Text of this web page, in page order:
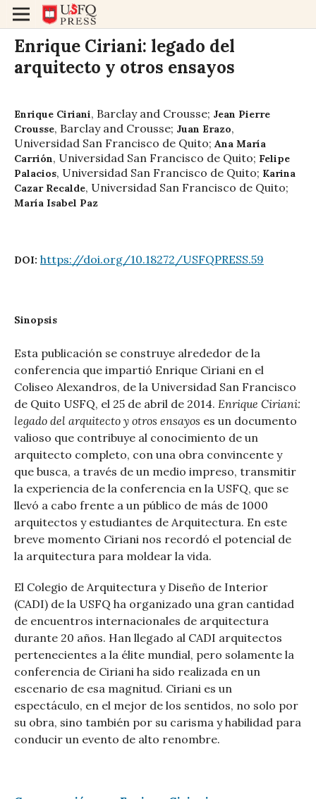
Enrique Ciriani: legado del
arquitecto y otros ensayos
Enrique Ciriani, Barclay and Crousse; Jean Pierre
Crousse, Barclay and Crousse; Juan Erazo,
Universidad San Francisco de Quito; Ana María
Carrión, Universidad San Francisco de Quito; Felipe
Palacios, Universidad San Francisco de Quito; Karina
Cazar Recalde, Universidad San Francisco de Quito;
María Isabel Paz
DOI: https://doi.org/10.18272/USFQPRESS.59
Sinopsis
Esta publicación se construye alrededor de la
conferencia que impartió Enrique Ciriani en el
Coliseo Alexandros, de la Universidad San Francisco
de Quito USFQ, el 25 de abril de 2014. Enrique Ciriani:
legado del arquitecto y otros ensayos es un documento
valioso que contribuye al conocimiento de un
arquitecto completo, con una obra convincente y
que busca, a través de un medio impreso, transmitir
la experiencia de la conferencia en la USFQ, que se
llevó a cabo frente a un público de más de 1000
arquitectos y estudiantes de Arquitectura. En este
breve momento Ciriani nos recordó el potencial de
la arquitectura para moldear la vida.
El Colegio de Arquitectura y Diseño de Interior
(CADI) de la USFQ ha organizado una gran cantidad
de encuentros internacionales de arquitectura
durante 20 años. Han llegado al CADI arquitectos
pertenecientes a la élite mundial, pero solamente la
conferencia de Ciriani ha sido realizada en un
escenario de esa magnitud. Ciriani es un
espectáculo, en el mejor de los sentidos, no solo por
su obra, sino también por su carisma y habilidad para
conducir un evento de alto renombre.